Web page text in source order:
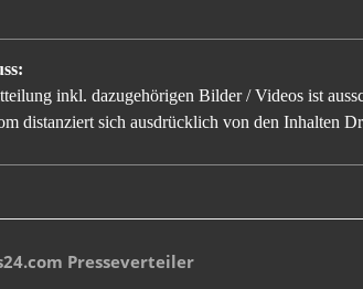
inkl. dazugehörigen Bilder / Videos ist
distanziert sich ausdrücklich von den Inhalten
Presseverteiler